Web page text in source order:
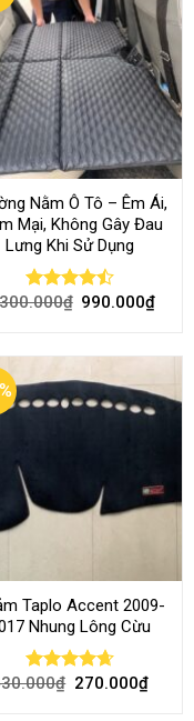
Nằm Ô Tô – Êm Ái,
Mại, Không Gây Đau
Lưng Khi Sử Dụng
Rated₫ 990.000₫
Taplo Accent 2009-
Nhung Lông Cừu
Rated 4.64
₫ 270.000₫